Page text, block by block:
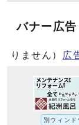
バナー広告
りません）
広
別ウィンド